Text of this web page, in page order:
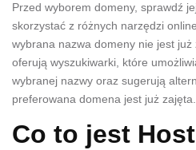
Przed wyborem domeny, sprawdź
skorzystać z różnych narzędzi
wybrana nazwa domeny nie jest
oferują wyszukiwarki, które
wybranej nazwy oraz sugerują
preferowana domena jest już zajęta.
Co to jest